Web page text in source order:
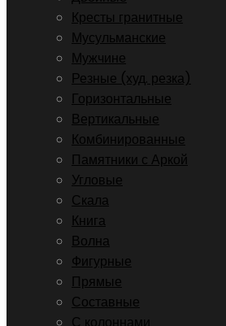
Кресты гранитные
Мусульманские
Мужчине
Резные (худ. резка)
Горизонтальные
Вертикальные
Комбинированные
Памятники с Аркой
Угловые
Скала
Книга
Волна
Фигурные
Прямые
Составные